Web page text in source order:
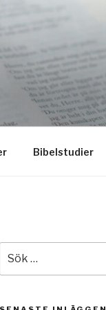
Bibelstudier
efter: